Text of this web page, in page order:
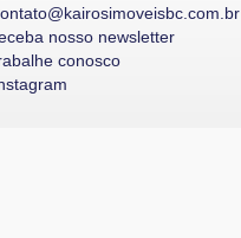
nosso newsletter
conosco